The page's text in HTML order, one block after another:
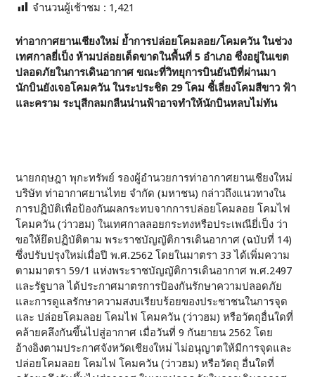
จำนวนผู้เช้าชม : 1,421
ท่าอากาศยานเชียงใหม่ ย้ำการปล่อยโคมลอย/โคมควัน ในช่วง
เทศกาลยี่เป็งห้ามปล่อยเด็ดขาดในพื้นที่ 5 อำเภอ ซึ่งอยู่ในเขต
ปลอดภัยในการเดินอากาศ ขณะที่วิทยุการบินยันปีที่ผ่านมา
นักบินยังเจอโคมควัน ในระประชิด 29 โคม ชี้เลี่ยงโคมสีขาว ฟ้า
และคราม ระบุสีกลมกลืนน่านฟ้าอาจทำให้นักบินหลบไม่ทัน
นายกฤษฎา พุกะทรัพย์ รองผู้อำนวยการท่าอากาศยานเชียงใหม่
บริษัท ท่าอากาศยานไทย จำกัด (มหาชน) กล่าวถึงแนวทางใน
การปฏิบัติเพื่อป้องกันผลกระทบจากการปล่อยโคมลอย โคมไฟ
โคมควัน (ว่าวฮม) ในเทศกาลลอยกระทงหรือประเพณียี่เป็ง ว่า
ขอให้ยึดปฏิบัติตาม พระราชบัญญัติการเดินอากาศ (ฉบับที่ 14)
ซึ่งปรับปรุงใหม่เมื่อปี พ.ศ.2562 โดยในมาตรา 33 ได้เพิ่มความ
ตามมาตรา 59/1 แห่งพระราชบัญญัติการเดินอากาศ พ.ศ.2497
และรัฐบาล ได้ประกาศมาตรการป้องกันรักษาความปลอดภัย
และการดูแลรักษาความสงบเรียบร้อยของประชาชนในการจุด
และ ปล่อยโคมลอย โคมไฟ โคมควัน (ว่าวฮม) หรือวัตถุอื่นใดที่
คล้ายคลึงกันขึ้นไปสู่อากาศ เมื่อวันที่ 9 กันยายน 2562 โดย
อ้างอิงตามประกาศจังหวัดเชียงใหม่ ไม่อนุญาตให้มีการจุดและ
ปล่อยโคมลอย โคมไฟ โคมควัน (ว่าวฮม) หรือวัตถุ อื่นใดที่